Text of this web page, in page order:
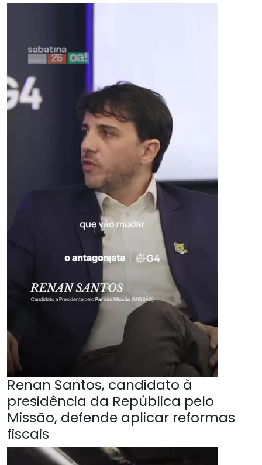
Renan Santos, candidato à
presidência da República pelo
Missão, defende aplicar reformas
fiscais